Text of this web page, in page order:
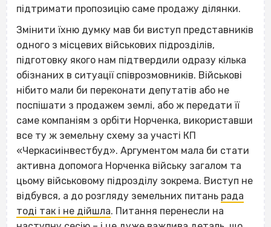
підтримати пропозицію саме продажу ділянки.
Змінити їхню думку мав би виступ представників
одного з місцевих військових підрозділів,
підготовку якого нам підтвердили одразу кілька
обізнаних в ситуації співрозмовників. Військові
нібито мали би переконати депутатів або не
поспішати з продажем землі, або ж передати її
саме компаніям з орбіти Норченка, використавши
все ту ж земельну схему за участі КП
«Черкасиінвестбуд». Аргументом мала би стати
активна допомога Норченка війську загалом та
цьому військовому підрозділу зокрема. Виступ не
відбувся, а до розгляду земельних питань рада
тоді так і не дійшла. Питання перенесли на